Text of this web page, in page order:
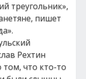
треугольник»,
пишет
Рехтин
том, что кто-то